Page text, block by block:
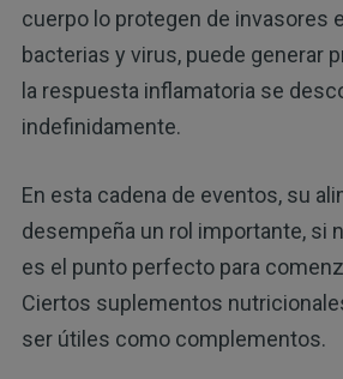
cuerpo lo protegen de invasores
bacterias y virus, puede generar
la respuesta inflamatoria se
indefinidamente.
En esta cadena de eventos, su
desempeña un rol importante, si
es el punto perfecto para
Ciertos suplementos
ser útiles como complementos.